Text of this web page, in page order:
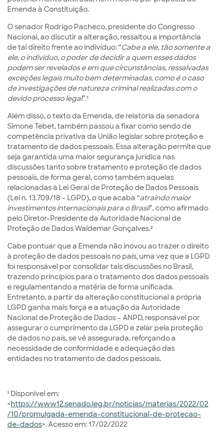
Emenda à Constituição.
O senador Rodrigo Pacheco, presidente do Congresso
Nacional, ao discutir a alteração, ressaltou a importância
de tal direito frente ao indivíduo: “Cabe a ele, tão somente a
ele, o indivíduo, o poder de decidir a quem esses dados
podem ser revelados e em que circunstâncias, ressalvadas
exceções legais muito bem determinadas, como é o caso
de investigações de natureza criminal realizadas com o
devido processo legal”.¹
Além disso, o texto da Emenda, de relatoria da senadora
Simone Tebet, também passou a fixar como sendo de
competência privativa da União legislar sobre proteção e
tratamento de dados pessoais. Essa alteração permite que
seja garantida uma maior segurança jurídica nas
discussões tanto sobre tratamento e proteção de dados
pessoais, de forma geral, como também aquelas
relacionadas à Lei Geral de Proteção de Dados Pessoais
(Lei n. 13.709/18 – LGPD), o que acaba “atraindo maior
investimentos internacionais para o Brasil”, como afirmado
pelo Diretor-Presidente da Autoridade Nacional de
Proteção de Dados Waldemar Gonçalves.²
Cabe pontuar que a Emenda não inovou ao trazer o direito
à proteção de dados pessoais no país, uma vez que a LGPD
foi responsável por consolidar tais discussões no Brasil,
trazendo princípios para o tratamento dos dados pessoais
e regulamentando a matéria de forma unificada.
Entretanto, a partir da alteração constitucional a própria
LGPD ganha mais força e a atuação da Autoridade
Nacional de Proteção de Dados – ANPD, responsável por
assegurar o cumprimento da LGPD e zelar pela proteção
de dados no país, se vê assegurada, reforçando a
necessidade de conformidade e adequação das
entidades no tratamento de dados pessoais.
¹ Disponível em:
<https://www12.senado.leg.br/noticias/materias/2022/02
/10/promulgada-emenda-constitucional-de-protecao-
de-dados>. Acesso em: 17/02/2022